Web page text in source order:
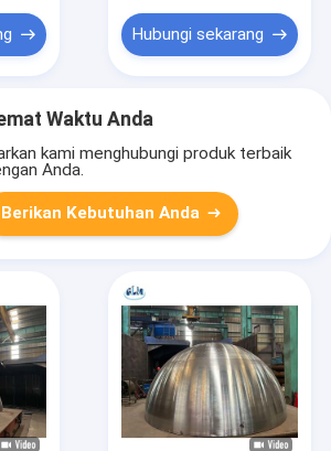
Hubungi sekarang
Waktu Anda
kami menghubungi produk terbaik
Anda.
Berikan Kebutuhan Anda